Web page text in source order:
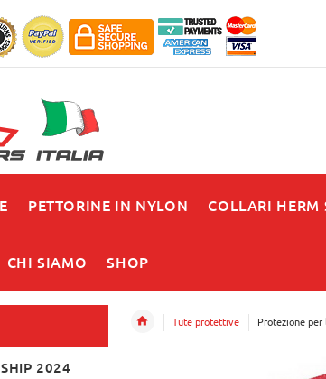
PETTORINE IN NYLON COLLARI HERM
CHI SIAMO SHOP
Tute protettive Protezione
2024